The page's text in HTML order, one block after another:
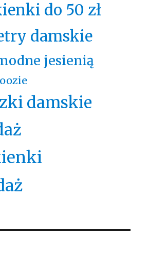
do 50 zł
damskie
jesienią
damskie